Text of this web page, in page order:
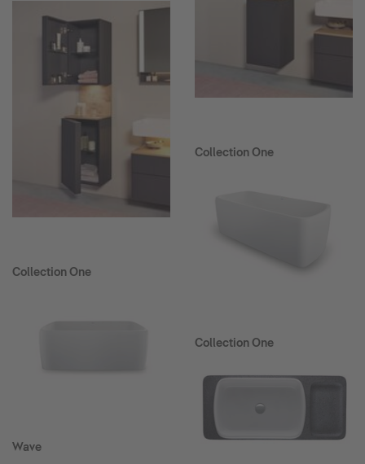
Collection One
Wave
Collection One
Collection One